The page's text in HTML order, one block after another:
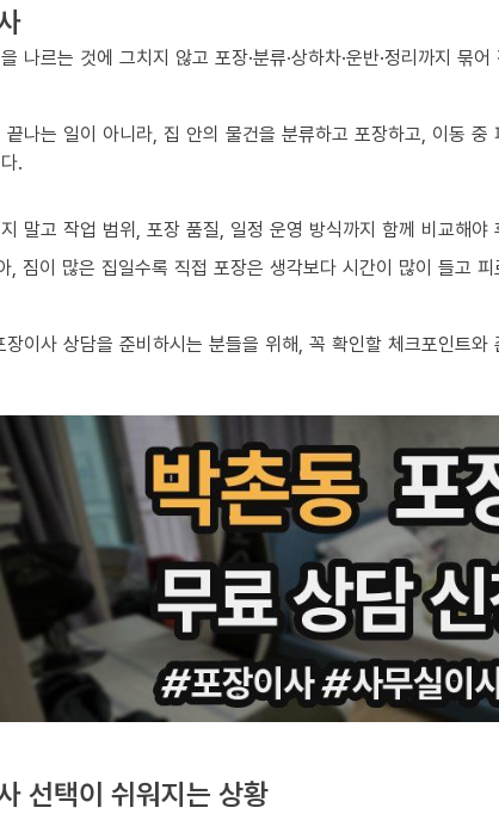
나르는 것에 그치지 않고 포장·분류·상하차·운반·정리까지 묶
나는 일이 아니라, 집 안의 물건을 분류하고 포장하고, 이동
.
말고 작업 범위, 포장 품질, 일정 운영 방식까지 함께 비교해야
, 짐이 많은 집일수록 직접 포장은 생각보다 시간이 많이 들고
이사 상담을 준비하시는 분들을 위해, 꼭 확인할 체크포인트와
선택이 쉬워지는 상황